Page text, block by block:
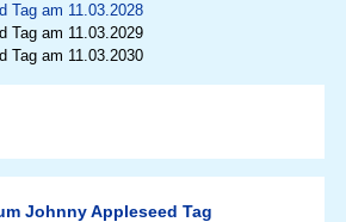
Tag am 11.03.2028
Tag am 11.03.2029
Tag am 11.03.2030
Johnny Appleseed Tag